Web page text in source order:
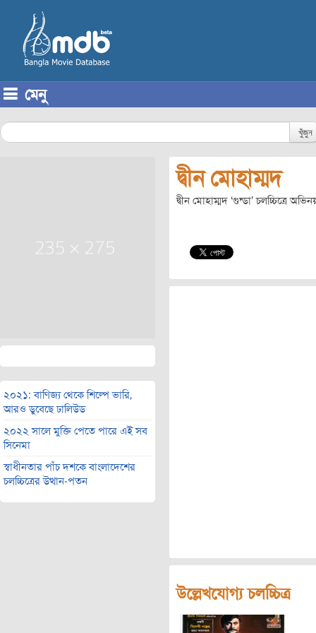
মেনু
খুঁজুন
২০২১: বাণিজ্য থেকে শিল্পে ভারি,
আরও ডুবেছে ঢালিউড
২০২২ সালে মুক্তি পেতে পারে এই সব
সিনেমা
স্বাধীনতার পাঁচ দশকে বাংলাদেশের
চলচ্চিত্রের উত্থান-পতন
দ্বীন মোহাম্মদ
দ্বীন মোহাম্মদ ‘গুন্ডা’ চলচ্চিত্রে
উল্লেখযোগ্য চলচ্চিত্র